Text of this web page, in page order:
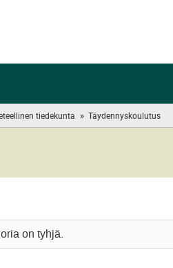
tiedekunta » Täydennyskoulutus
are
on tyhjä.